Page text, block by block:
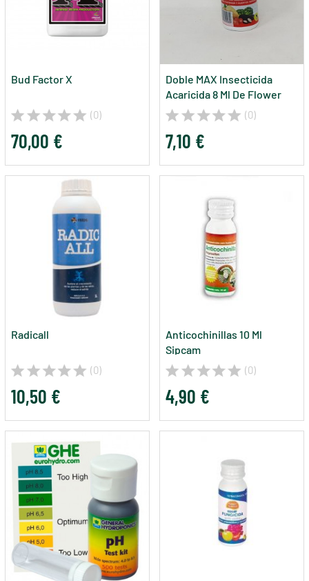
Bud Factor X
(0)
70,00 €
Doble MAX Insecticida
Acaricida 8 Ml De Flower
Power
(0)
7,10 €
Radicall
(0)
10,50 €
Anticochinillas 10 Ml
Sipcam
(0)
4,90 €